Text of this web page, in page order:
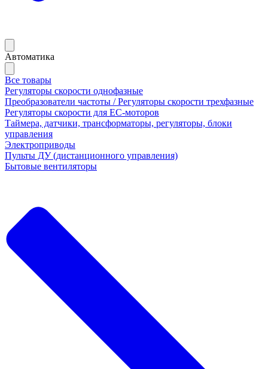
Автоматика
Все товары
Регуляторы скорости однофазные
Преобразователи частоты / Регуляторы скорости трехфазные
Регуляторы скорости для ЕС-моторов
Таймера, датчики, трансформаторы, регуляторы, блоки
управления
Электроприводы
Пульты ДУ (дистанционного управления)
Бытовые вентиляторы